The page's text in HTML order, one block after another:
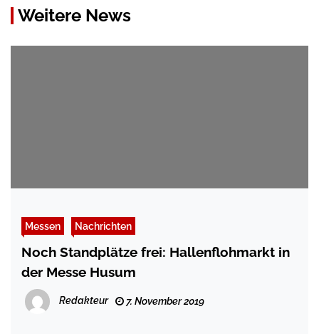
Weitere News
Messen Nachrichten
Noch Standplätze frei: Hallenflohmarkt in
der Messe Husum
Redakteur 7. November 2019